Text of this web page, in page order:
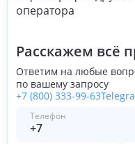
Расскажем всё
Ответим на любые
по вашему запросу
+7 (800) 333-99-63
Телефон